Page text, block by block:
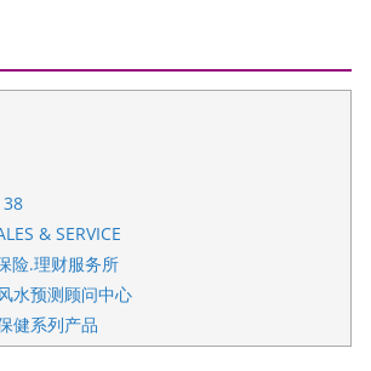
& SERVICE
险.理财服务所
水预测顾问中心
健系列产品
公司